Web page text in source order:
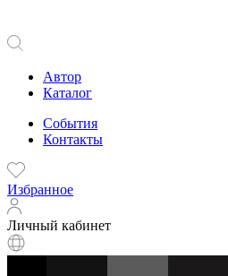
Автор
Каталог
События
Контакты
Избранное
Личный кабинет